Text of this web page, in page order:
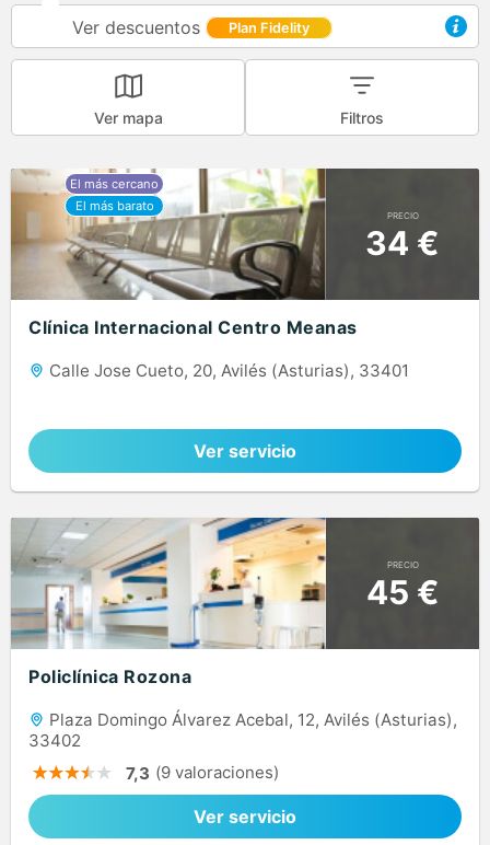
Ver descuentos Plan Fidelity
Ver mapa Filtros
PRECIO
34 €
Clínica Internacional Centro Meanas
Calle Jose Cueto, 20, Avilés (Asturias), 33401
Ver servicio
PRECIO
45 €
Policlínica Rozona
Plaza Domingo Álvarez Acebal, 12, Avilés (Asturias),
33402
7,3 (9 valoraciones)
Ver servicio